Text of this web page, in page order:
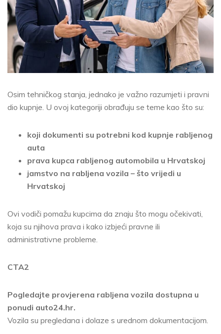
Osim tehničkog stanja, jednako je važno razumjeti i pravni
dio kupnje. U ovoj kategoriji obrađuju se teme kao što su:
koji dokumenti su potrebni kod kupnje rabljenog
auta
prava kupca rabljenog automobila u Hrvatskoj
jamstvo na rabljena vozila – što vrijedi u
Hrvatskoj
Ovi vodiči pomažu kupcima da znaju što mogu očekivati,
koja su njihova prava i kako izbjeći pravne ili
administrativne probleme.
CTA2
Pogledajte provjerena rabljena vozila dostupna u
ponudi auto24.hr.
Vozila su pregledana i dolaze s urednom dokumentacijom.